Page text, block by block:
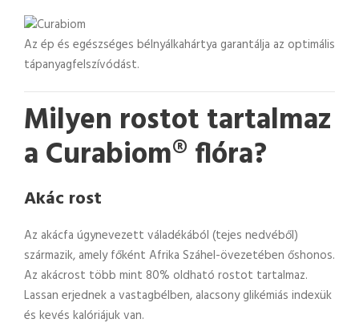
Az ép és egészséges bélnyálkahártya garantálja az optimális
tápanyagfelszívódást.
Milyen rostot tartalmaz
a Curabiom® flóra?
Akác rost
Az akácfa úgynevezett váladékából (tejes nedvéből)
származik, amely főként Afrika Száhel-övezetében őshonos.
Az akácrost több mint 80% oldható rostot tartalmaz.
Lassan erjednek a vastagbélben, alacsony glikémiás indexük
és kevés kalóriájuk van.